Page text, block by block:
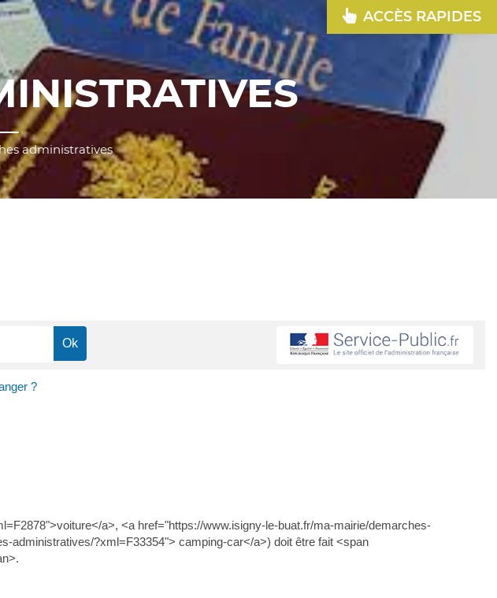
administratives
?
a>, <a href="https://www.isigny-le-buat.fr/ma-mairie/demarches-
administratives/?xml=F33354"> camping-car</a>) doit être fait <span
ACCÈS RAPIDES